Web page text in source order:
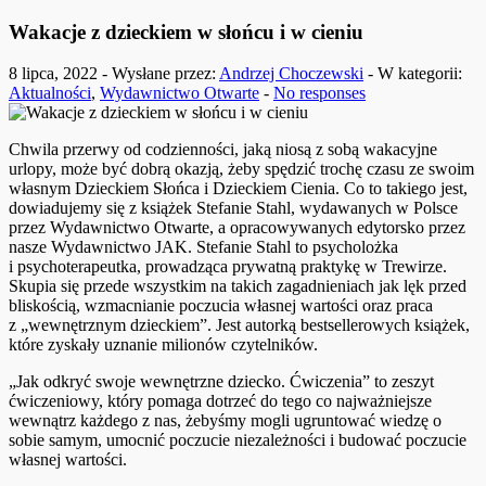
Wakacje z dzieckiem w słońcu i w cieniu
8 lipca, 2022 - Wysłane przez: Andrzej Choczewski - W kategorii:
Aktualności, Wydawnictwo Otwarte - No responses
Chwila przerwy od codzienności, jaką niosą z sobą wakacyjne
urlopy, może być dobrą okazją, żeby spędzić trochę czasu ze swoim
własnym Dzieckiem Słońca i Dzieckiem Cienia. Co to takiego jest,
dowiadujemy się z książek Stefanie Stahl, wydawanych w Polsce
przez Wydawnictwo Otwarte, a opracowywanych edytorsko przez
nasze Wydawnictwo JAK. Stefanie Stahl to psycholożka
i psychoterapeutka, prowadząca prywatną praktykę w Trewirze.
Skupia się przede wszystkim na takich zagadnieniach jak lęk przed
bliskością, wzmacnianie poczucia własnej wartości oraz praca
z „wewnętrznym dzieckiem”. Jest autorką bestsellerowych książek,
które zyskały uznanie milionów czytelników.
„Jak odkryć swoje wewnętrzne dziecko. Ćwiczenia” to zeszyt
ćwiczeniowy, który pomaga dotrzeć do tego co najważniejsze
wewnątrz każdego z nas, żebyśmy mogli ugruntować wiedzę o
sobie samym, umocnić poczucie niezależności i budować poczucie
własnej wartości.